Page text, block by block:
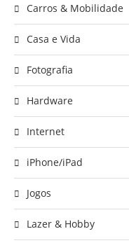
Carros & Mobilidade
Casa e Vida
Fotografia
Hardware
Internet
iPhone/iPad
Jogos
Lazer & Hobby